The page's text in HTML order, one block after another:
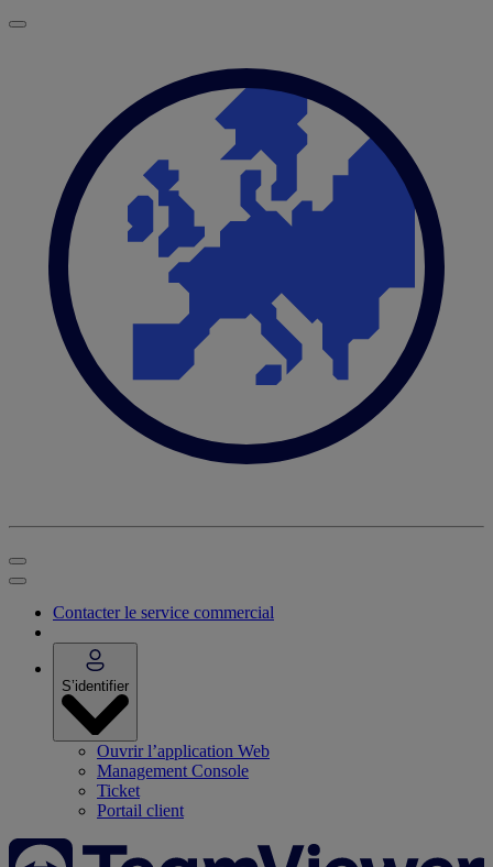
Contacter le service commercial
S’identifier
Ouvrir l’application Web
Management Console
Ticket
Portail client